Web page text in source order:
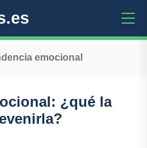
emocional
¿qué la